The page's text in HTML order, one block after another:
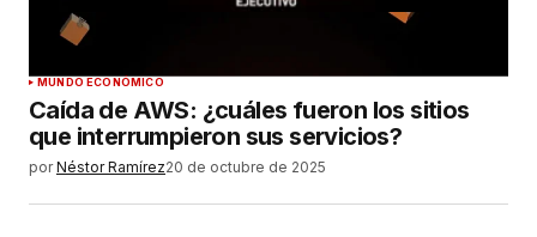
MUNDO ECONÓMICO
Caída de AWS: ¿cuáles fueron los sitios
que interrumpieron sus servicios?
por Néstor Ramírez20 de octubre de 2025